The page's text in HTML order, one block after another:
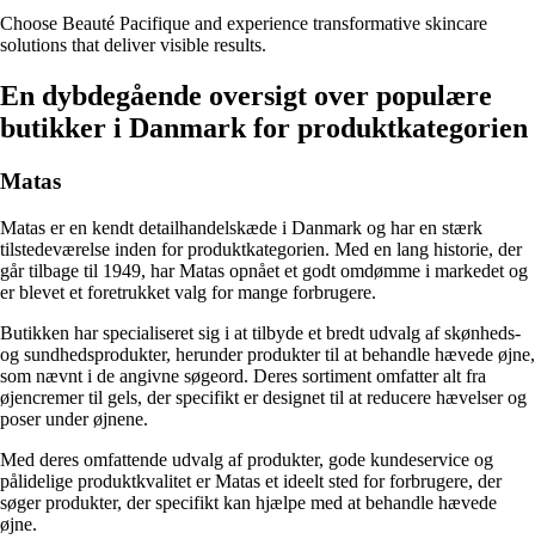
Choose Beauté Pacifique and experience transformative skincare
solutions that deliver visible results.
En dybdegående oversigt over populære
butikker i Danmark for produktkategorien
Matas
Matas er en kendt detailhandelskæde i Danmark og har en stærk
tilstedeværelse inden for produktkategorien. Med en lang historie, der
går tilbage til 1949, har Matas opnået et godt omdømme i markedet og
er blevet et foretrukket valg for mange forbrugere.
Butikken har specialiseret sig i at tilbyde et bredt udvalg af skønheds-
og sundhedsprodukter, herunder produkter til at behandle hævede øjne,
som nævnt i de angivne søgeord. Deres sortiment omfatter alt fra
øjencremer til gels, der specifikt er designet til at reducere hævelser og
poser under øjnene.
Med deres omfattende udvalg af produkter, gode kundeservice og
pålidelige produktkvalitet er Matas et ideelt sted for forbrugere, der
søger produkter, der specifikt kan hjælpe med at behandle hævede
øjne.